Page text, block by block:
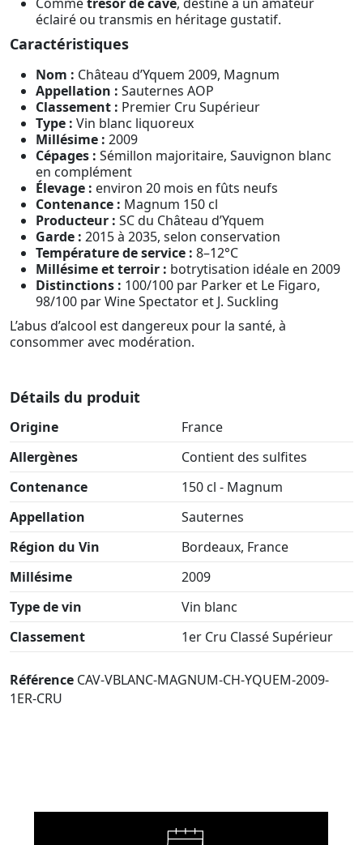
éclairé ou transmis en héritage gustatif.
Caractéristiques
Nom : Château d’Yquem 2009, Magnum
Appellation : Sauternes AOP
Classement : Premier Cru Supérieur
Type : Vin blanc liquoreux
Millésime : 2009
Cépages : Sémillon majoritaire, Sauvignon blanc
en complément
Élevage : environ 20 mois en fûts neufs
Contenance : Magnum 150 cl
Producteur : SC du Château d’Yquem
Garde : 2015 à 2035, selon conservation
Température de service : 8–12°C
Millésime et terroir : botrytisation idéale en 2009
Distinctions : 100/100 par Parker et Le Figaro,
98/100 par Wine Spectator et J. Suckling
L’abus d’alcool est dangereux pour la santé, à
consommer avec modération.
Détails du produit
Origine
France
Allergènes
Contient des sulfites
Contenance
150 cl - Magnum
Appellation
Sauternes
Région du Vin
Bordeaux, France
Millésime
2009
Type de vin
Vin blanc
Classement
1er Cru Classé Supérieur
Référence CAV-VBLANC-MAGNUM-CH-YQUEM-2009-
1ER-CRU